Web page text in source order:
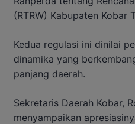
(RTRW) Kabupaten Kobar
Kedua regulasi ini dinilai
dinamika yang
panjang daerah.
Sekretaris Daerah Kobar,
menyampaikan